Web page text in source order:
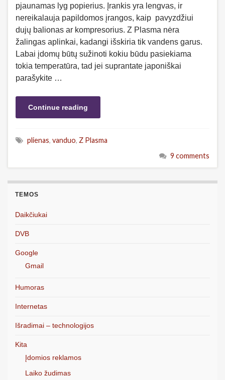
pjaunamas lyg popierius. Įrankis yra lengvas, ir
nereikalauja papildomos įrangos, kaip pavyzdžiui
dujų balionas ar kompresorius. Z Plasma nėra
žalingas aplinkai, kadangi išskiria tik vandens garus.
Labai įdomų būtų sužinoti kokiu būdu pasiekiama
tokia temperatūra, tad jei suprantate japoniškai
parašykite …
Continue reading
plienas, vanduo, Z Plasma
9 comments
TEMOS
Daikčiukai
DVB
Google
Gmail
Humoras
Internetas
Išradimai – technologijos
Kita
Įdomios reklamos
Laiko žudimas